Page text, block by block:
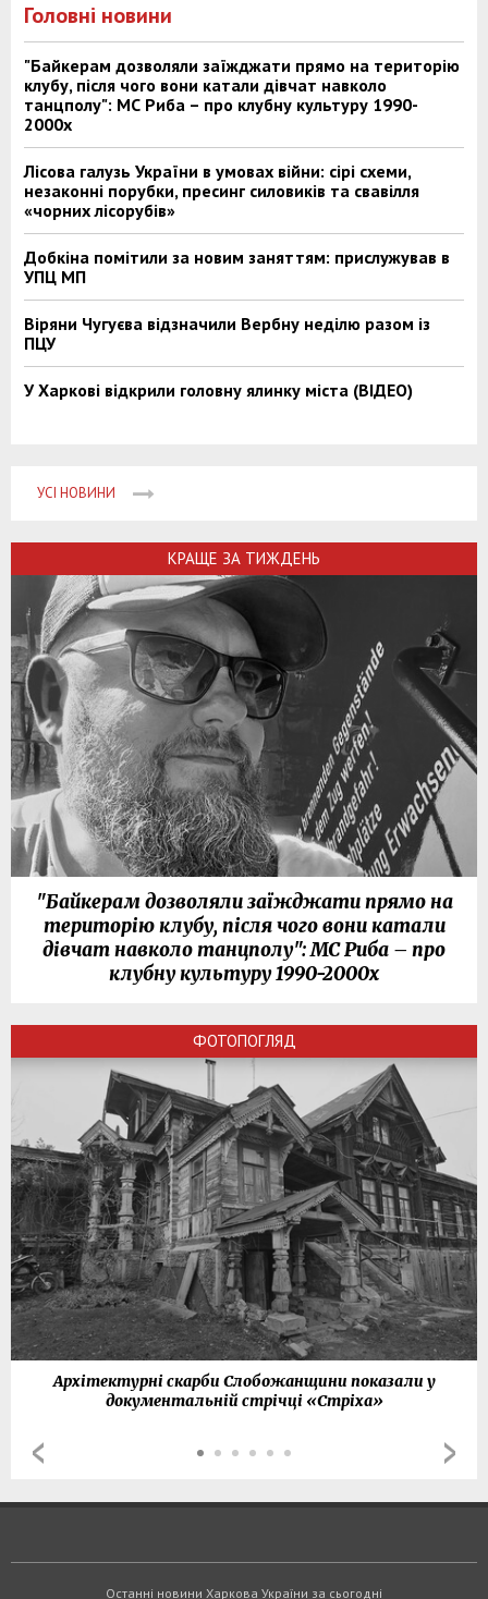
Головні новини
"Байкерам дозволяли заїжджати прямо на територію
клубу, після чого вони катали дівчат навколо
танцполу": МС Риба – про клубну культуру 1990-
2000х
Лісова галузь України в умовах війни: сірі схеми,
незаконні порубки, пресинг силовиків та свавілля
«чорних лісорубів»
Добкіна помітили за новим заняттям: прислужував в
УПЦ МП
Віряни Чугуєва відзначили Вербну неділю разом із
ПЦУ
У Харкові відкрили головну ялинку міста (ВІДЕО)
УСІ НОВИНИ
КРАЩЕ ЗА ТИЖДЕНЬ
"Байкерам дозволяли заїжджати прямо на
територію клубу, після чого вони катали
дівчат навколо танцполу": МС Риба – про
клубну культуру 1990-2000х
ФОТОПОГЛЯД
Архітектурні скарби Слобожанщини показали у
документальній стрічці «Стріха»
Останні новини Харкова України за сьогодні